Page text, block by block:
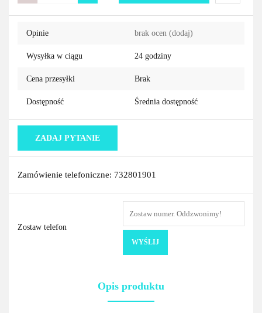
Do
Opinie brak ocen (dodaj)
Wysyłka w ciągu 24 godziny
Cena przesyłki Brak
Dostępność Średnia dostępność
ZADAJ PYTANIE
Zamówienie telefoniczne: 732801901
Zostaw telefon
WYŚLIJ
Opis produktu